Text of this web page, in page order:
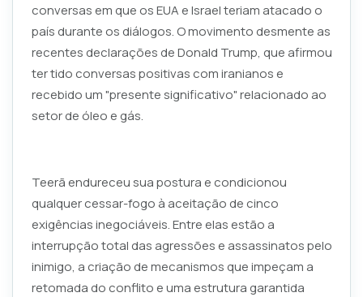
conversas em que os EUA e Israel teriam atacado o
país durante os diálogos. O movimento desmente as
recentes declarações de Donald Trump, que afirmou
ter tido conversas positivas com iranianos e
recebido um "presente significativo" relacionado ao
setor de óleo e gás.
Teerã endureceu sua postura e condicionou
qualquer cessar-fogo à aceitação de cinco
exigências inegociáveis. Entre elas estão a
interrupção total das agressões e assassinatos pelo
inimigo, a criação de mecanismos que impeçam a
retomada do conflito e uma estrutura garantida